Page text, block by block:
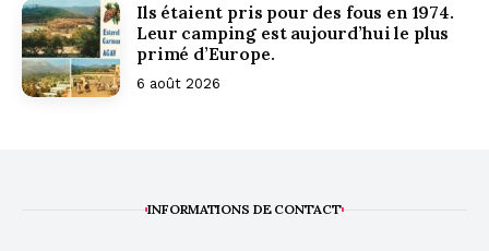
Ils étaient pris pour des fous en 1974.
Leur camping est aujourd’hui le plus
primé d’Europe.
6 août 2026
INFORMATIONS DE CONTACT